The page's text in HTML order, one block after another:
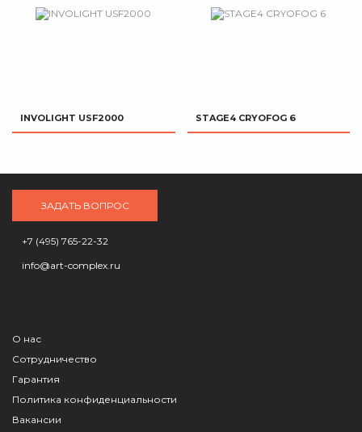
INVOLIGHT USF2000 STAGE4 CRYOFOG 6
ЗАДАТЬ ВОПРОС
+7 (495) 765-22-32
info@art-complex.ru
О нас
Сотрудничество
Гарантия
Политика конфиденциальности
Вакансии